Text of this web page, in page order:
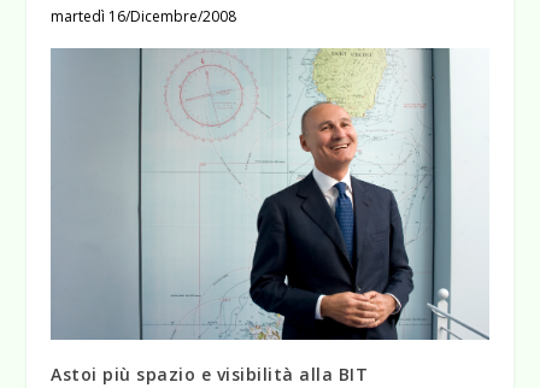
martedì 16/Dicembre/2008
Astoi più spazio e visibilità alla BIT